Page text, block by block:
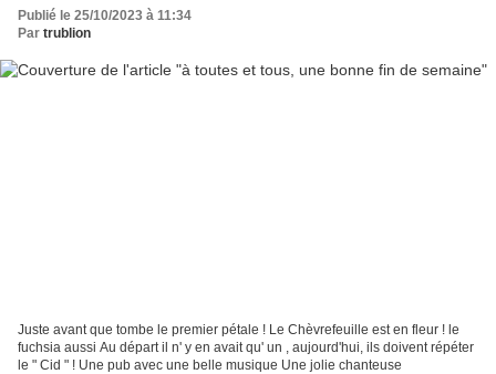
Publié le 25/10/2023 à 11:34
Par trublion
Juste avant que tombe le premier pétale ! Le Chèvrefeuille est en fleur ! le
fuchsia aussi Au départ il n' y en avait qu' un , aujourd'hui, ils doivent répéter
le " Cid " ! Une pub avec une belle musique Une jolie chanteuse